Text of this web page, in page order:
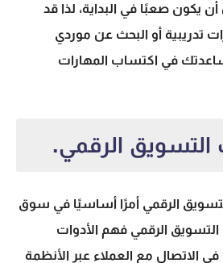
يكون صعبًا في البداية، لذا قد
تدريبية أو البحث عن موردي
في اكتساب المهارات
التسويق الرقمي.
الرقمي أمرًا أساسيًا في سوق
الرقمي فهم الأدوات
الاتصال مع العملاء عبر الأنظمة